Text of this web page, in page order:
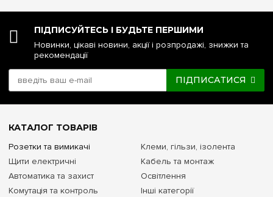
ПІДПИСУЙТЕСЬ І БУДЬТЕ ПЕРШИМИ
Новинки, цікаві новини, акції і розпродажі, знижки та
рекомендації
ПІДПИСАТИСЯ
КАТАЛОГ ТОВАРІВ
Розетки та вимикачі
Щити електричні
Автоматика та захист
Комутація та контроль
Клеми, гільзи, ізолента
Кабель та монтаж
Освітлення
Інші категорії